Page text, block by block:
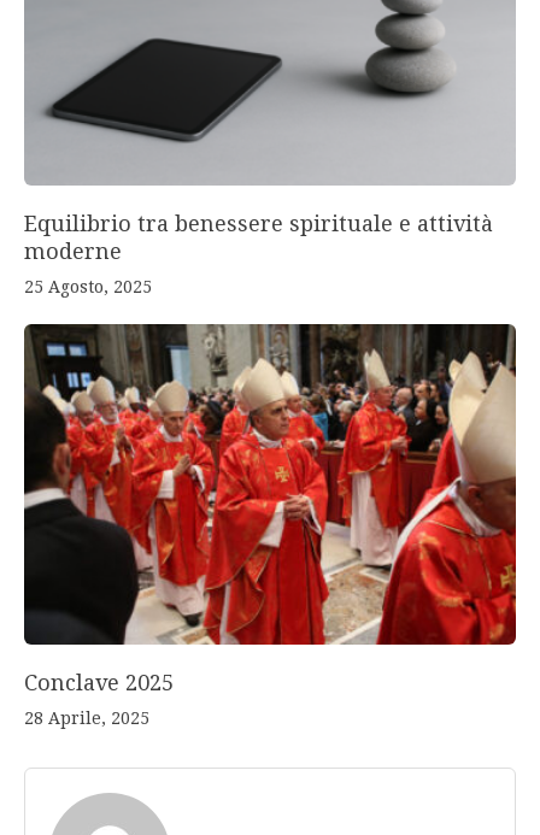
Equilibrio tra benessere spirituale e attività
moderne
25 Agosto, 2025
Conclave 2025
28 Aprile, 2025